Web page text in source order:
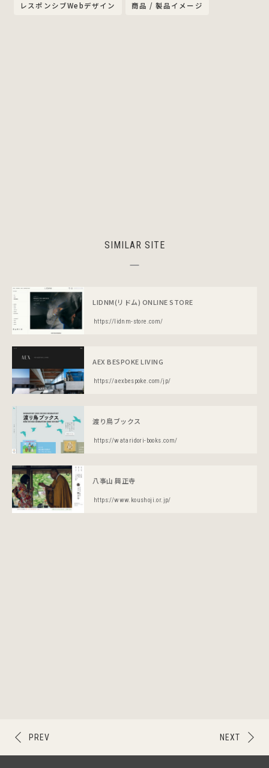
レスポンシブWebデザイン 商品 / 製品イメージ
SIMILAR SITE
LIDNM(リドム) ONLINE STORE
https://lidnm-store.com/
AEX BESPOKE LIVING
https://aexbespoke.com/jp/
渡り鳥ブックス
https://wataridori-books.com/
八事山 興正寺
https://www.koushoji.or.jp/
NEXT
PREV